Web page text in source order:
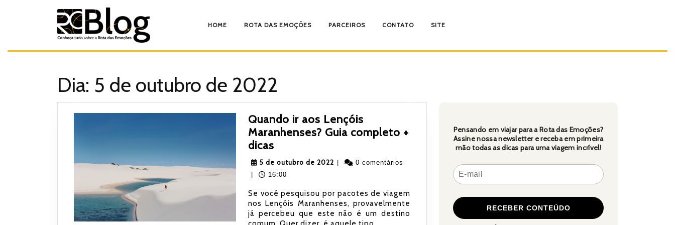
HOME ROTA DAS EMOÇÕES PARCEIROS CONTATO SITE
Dia: 5 de outubro de 2022
Quando ir aos Lençóis
Maranhenses? Guia completo +
dicas
ir
aos
Maranhenses?
Guia
5 de outubro de 2022 5
de
2022
0 comentários
16:00
Se você pesquisou por pacotes de viagem
nos Lençóis Maranhenses, provavelmente
já percebeu que este não é um destino
Pensando em viajar para a Rota das Emoções?
Assine nossa newsletter e receba em primeira
mão todas as dicas para uma viagem incrível!